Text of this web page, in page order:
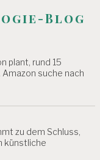
Blog
plant, rund 15
suche nach
zu dem Schluss,
künstliche